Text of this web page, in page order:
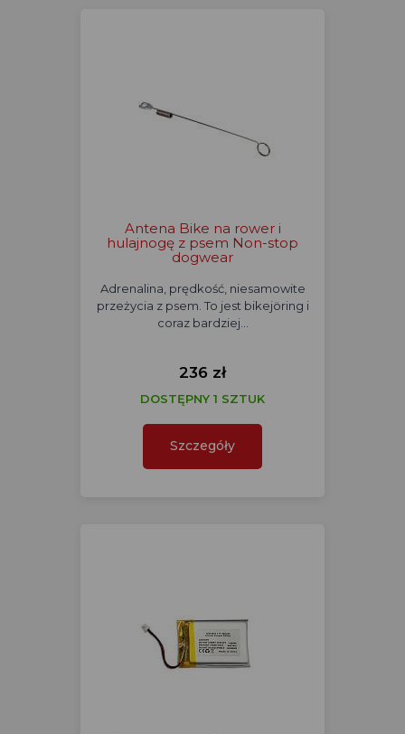
Antena Bike na rower i
hulajnogę z psem Non-stop
dogwear
Adrenalina, prędkość, niesamowite
przeżycia z psem. To jest bikejöring i
coraz bardziej…
236 zł
DOSTĘPNY 1 SZTUK
Szczegóły